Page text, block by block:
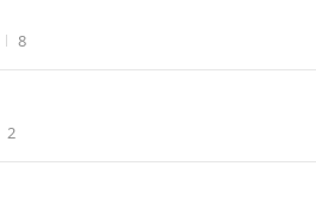
조회수
8
조회수
2